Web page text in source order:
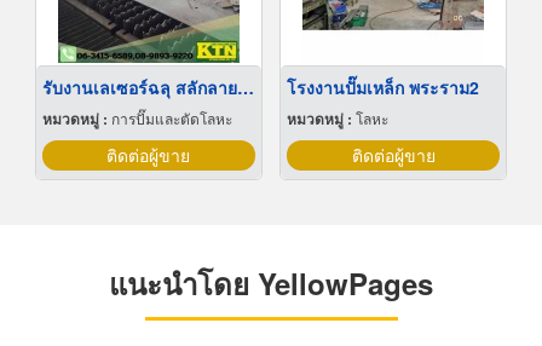
รับงานเลเซอร์ฉลุ สลักลายเหล็ก ระยอง
หมวดหมู่ : การปั๊มและตัดโลหะ
ติดต่อผู้ขาย
โรงงานปั๊มเหล็ก พระราม2
หมวดหมู่ : โลหะ
ติดต่อผู้ขาย
แนะนำโดย YellowPages